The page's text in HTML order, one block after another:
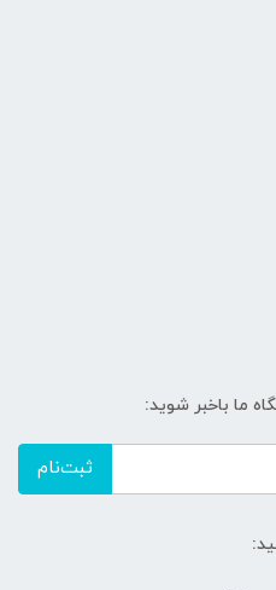
ما باخبر شوید:
ثبت‌نام